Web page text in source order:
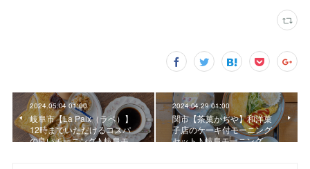
2024.05.04 01:00
岐阜市【La Paix（ラペ）】
12時までいただけるコスパ
の良いモーニング♪ 岐阜モ…
2024.04.29 01:00
関市【茶菓かぢや】和洋菓
子店のケーキ付モーニング
セット♪ 岐阜モーニング